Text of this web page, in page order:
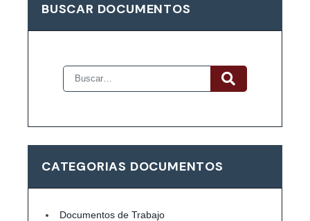
BUSCAR DOCUMENTOS
CATEGORIAS DOCUMENTOS
Documentos de Trabajo